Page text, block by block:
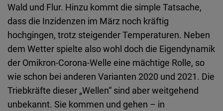
Wald und Flur. Hinzu kommt die simple Tatsache,
dass die Inzidenzen im März noch kräftig
hochgingen, trotz steigender Temperaturen. Neben
dem Wetter spielte also wohl doch die Eigendynamik
der Omikron-Corona-Welle eine mächtige Rolle, so
wie schon bei anderen Varianten 2020 und 2021. Die
Triebkräfte dieser „Wellen“ sind aber weitgehend
unbekannt. Sie kommen und gehen – in